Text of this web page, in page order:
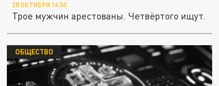
28 ОКТЯБРЯ 14:50
Трое мужчин арестованы. Четвёртого ищут.
ОБЩЕСТВО